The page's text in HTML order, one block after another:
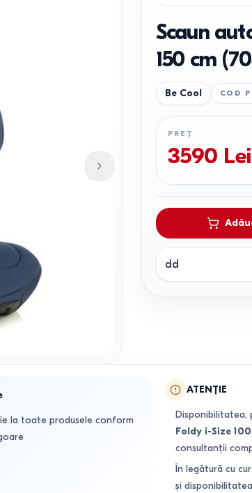
Scaun
150 cm
Be Cool COD
PREȚ
3590 Lei
dd
la toate produsele conform
ATENȚIE
Disponibilitatea,
Foldy i-Size
consultanții
În legătură cu
și